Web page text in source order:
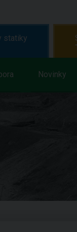
Novinky
statiky